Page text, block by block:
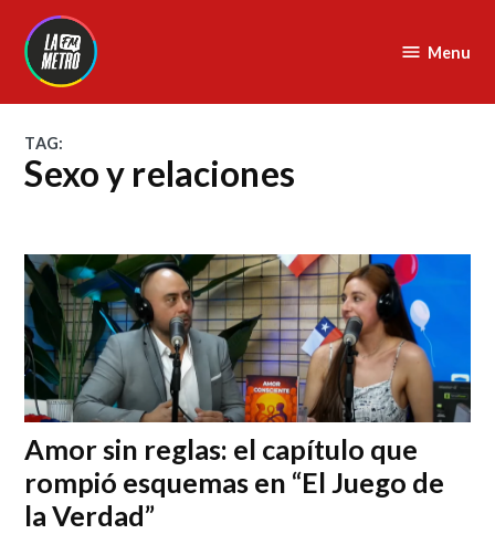
content
Menu
TAG:
sexo y relaciones
Amor sin reglas: el capítulo que
rompió esquemas en “El Juego de
la Verdad”